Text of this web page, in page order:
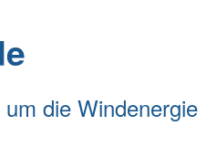
die Windenergie